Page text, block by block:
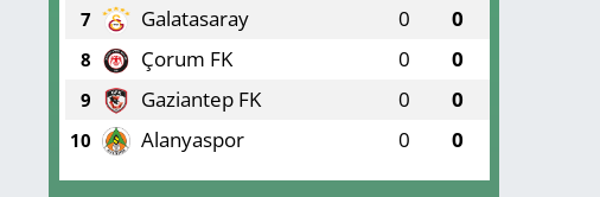
7 Galatasaray 0 0
8 Çorum FK 0 0
9 Gaziantep FK 0 0
10 Alanyaspor 0 0